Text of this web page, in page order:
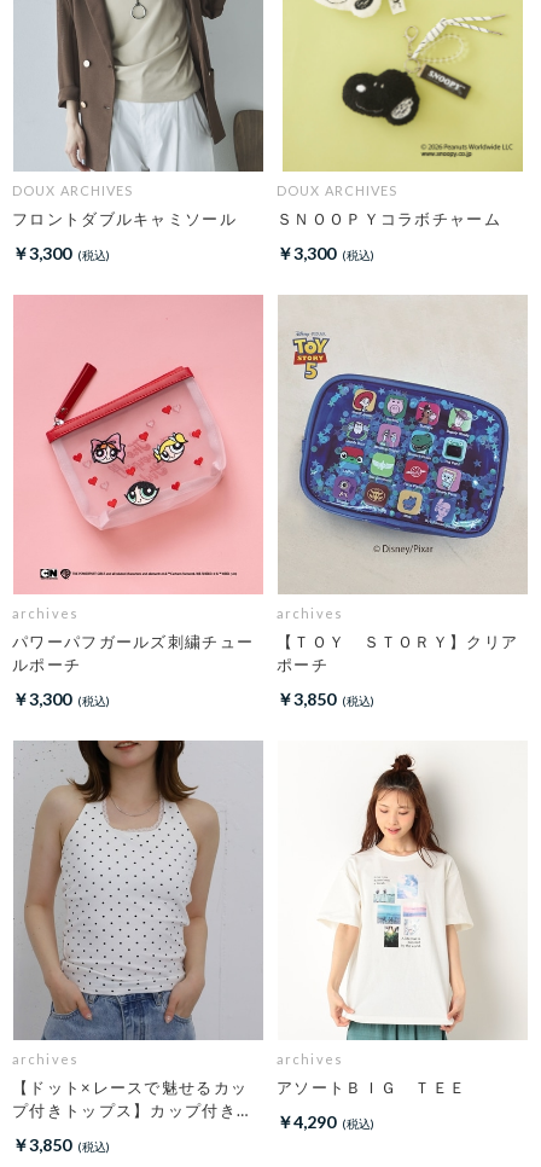
DOUX ARCHIVES
フロントダブルキャミソール
￥3,300
DOUX ARCHIVES
ＳＮＯＯＰＹコラボチャーム
￥3,300
archives
パワーパフガールズ刺繍チュー
ルポーチ
￥3,300
archives
【ＴＯＹ ＳＴＯＲＹ】クリア
ポーチ
￥3,850
archives
【ドット×レースで魅せるカッ
プ付きトップス】カップ付きホ
プ
￥3,850
archives
アソートＢＩＧ ＴＥＥ
￥4,290